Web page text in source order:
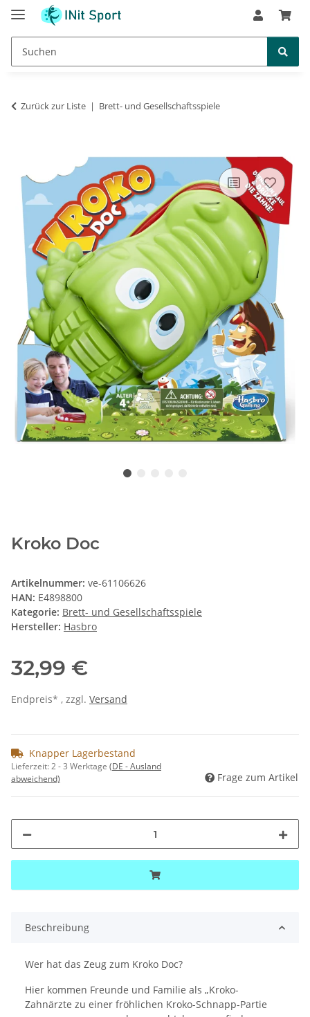
Zurück zur Liste Brett- und Gesellschaftsspiele
Kroko Doc
Artikelnummer: ve-61106626
HAN: E4898800
Kategorie: Brett- und Gesellschaftsspiele
Hersteller: Hasbro
32,99 €
Endpreis* , zzgl. Versand
Knapper Lagerbestand
Lieferzeit:2 - 3 Werktage (DE - Ausland
abweichend)
Frage zum Artikel
Beschreibung
Wer hat das Zeug zum Kroko Doc?
Hier kommen Freunde und Familie als „Kroko-
Zahnärzte zu einer fröhlichen Kroko-Schnapp-Partie